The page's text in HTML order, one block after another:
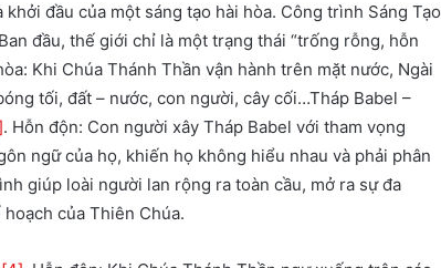
đầu của một sáng tạo hài hòa. Công trình Sáng Tạo
đầu, thế giới chỉ là một trạng thái “trống rỗng, hỗn
Khi Chúa Thánh Thần vận hành trên mặt nước, Ngài
tối, đất – nước, con người, cây cối…Tháp Babel –
. Hỗn độn: Con người xây Tháp Babel với tham vọng
ngữ của họ, khiến họ không hiểu nhau và phải phân
giúp loài người lan rộng ra toàn cầu, mở ra sự đa
của Thiên Chúa.